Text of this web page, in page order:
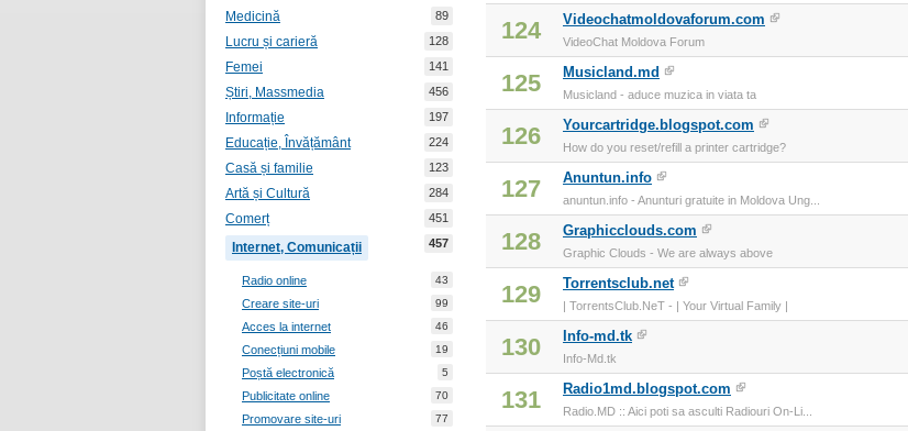
Medicină 89
Lucru și carieră 128
Femei 141
Știri, Massmedia 456
Informație 197
Educație, Învățământ 224
Casă și familie 123
Artă și Cultură 284
Comerț 451
Internet, Comunicații 457
Radio online 43
Creare site-uri 99
Acces la internet 46
Conecțiuni mobile 19
Poștă electronică 5
Publicitate online 70
Promovare site-uri 77
124 Videochatmoldovaforum.com
VideoChat Moldova Forum
125 Musicland.md
Musicland - aduce muzica in viata ta
126 Yourcartridge.blogspot.com
How do you reset/refill a printer cartridge?
127 Anuntun.info
anuntun.info - Anunturi gratuite in Moldova Ung...
128 Graphicclouds.com
Graphic Clouds - We are always above
129 Torrentsclub.net
| TorrentsClub.NeT - | Your Virtual Family |
130 Info-md.tk
Info-Md.tk
131 Radio1md.blogspot.com
Radio.MD :: Aici poti sa asculti Radiouri On-Li...